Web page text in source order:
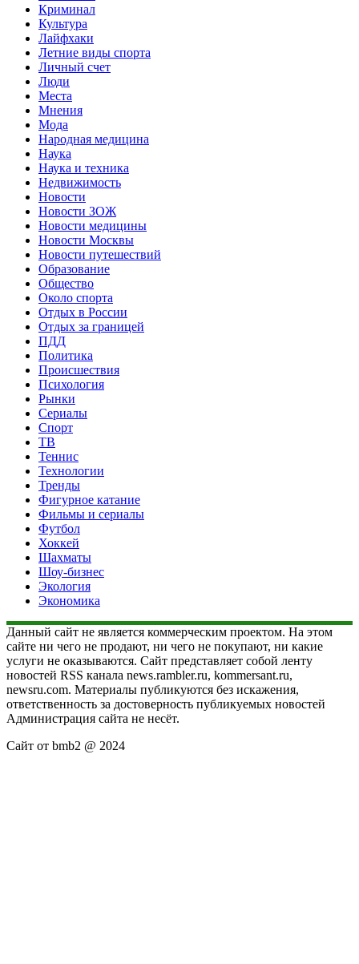
Криминал
Культура
Лайфхаки
Летние виды спорта
Личный счет
Люди
Места
Мнения
Мода
Народная медицина
Наука
Наука и техника
Недвижимость
Новости
Новости ЗОЖ
Новости медицины
Новости Москвы
Новости путешествий
Образование
Общество
Около спорта
Отдых в России
Отдых за границей
ПДД
Политика
Происшествия
Психология
Рынки
Сериалы
Спорт
ТВ
Теннис
Технологии
Тренды
Фигурное катание
Фильмы и сериалы
Футбол
Хоккей
Шахматы
Шоу-бизнес
Экология
Экономика
Данный сайт не является коммерческим проектом. На этом
сайте ни чего не продают, ни чего не покупают, ни какие
услуги не оказываются. Сайт представляет собой ленту
новостей RSS канала news.rambler.ru, kommersant.ru,
newsru.com. Материалы публикуются без искажения,
ответственность за достоверность публикуемых новостей
Администрация сайта не несёт.
Сайт от bmb2 @ 2024